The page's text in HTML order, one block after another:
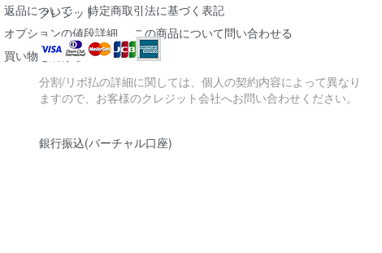
返品について
特定商取引法に基づく表記
オプションの値段詳細
この商品について問い合わせる
買い物を続ける
クレジット
分割/リボ払の詳細に関しては、個人の契約内容によって異なり
ますので、お客様のクレジット会社へお問い合わせください。
銀行振込(バーチャル口座)